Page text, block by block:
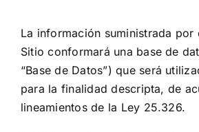
La información suministrada por
Sitio conformará una base de
“Base de Datos”) que será
para la finalidad descripta, de
lineamientos de la Ley 25.326.